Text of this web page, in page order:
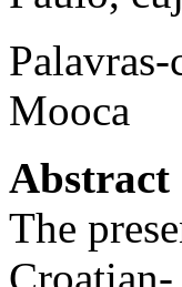
Mooca
Abstract
The